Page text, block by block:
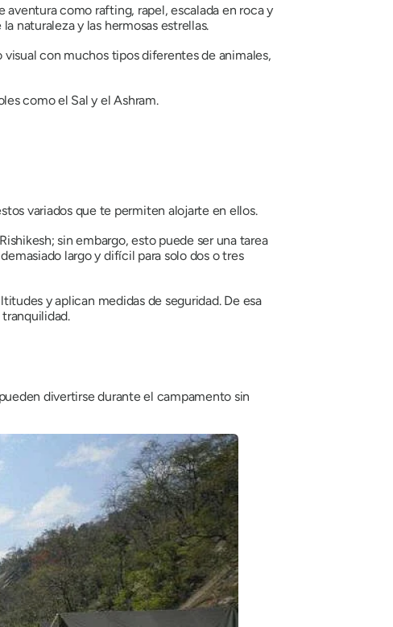
aventura como rafting, rapel, escalada en roca y
naturaleza y las hermosas estrellas.
con muchos tipos diferentes de animales,
como el Sal y el Ashram.
variados que te permiten alojarte en ellos.
sin embargo, esto puede ser una tarea
largo y difícil para solo dos o tres
y aplican medidas de seguridad. De esa
divertirse durante el campamento sin